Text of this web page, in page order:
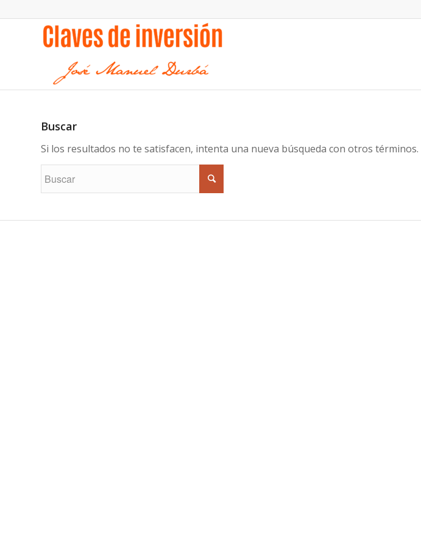
Buscar
Si los resultados no te satisfacen, intenta una nueva búsqueda con otros términos.